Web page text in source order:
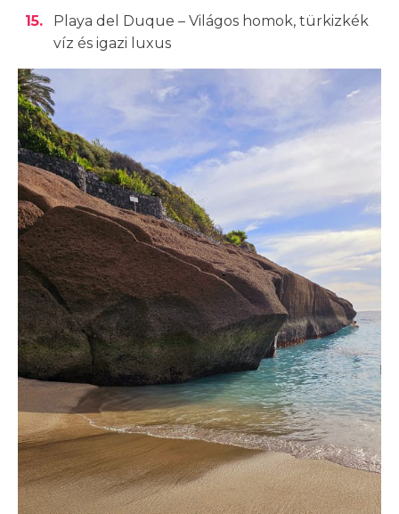
Playa del Duque – Világos homok, türkizkék
víz és igazi luxus